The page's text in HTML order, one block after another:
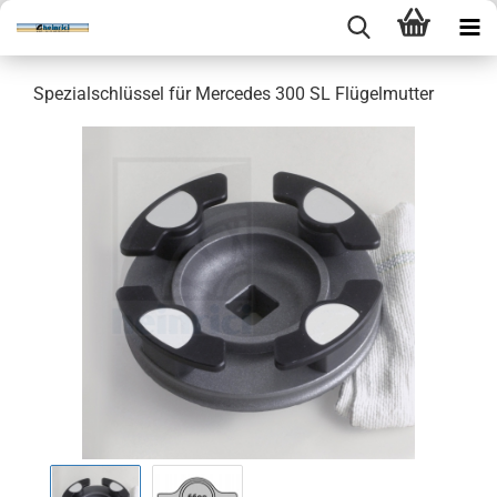
Spezialschlüssel für Mercedes 300 SL Flügelmutter